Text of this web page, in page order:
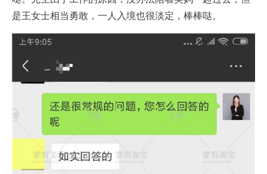
是王女士相当勇敢，一人入境也很淡定，棒棒哒。